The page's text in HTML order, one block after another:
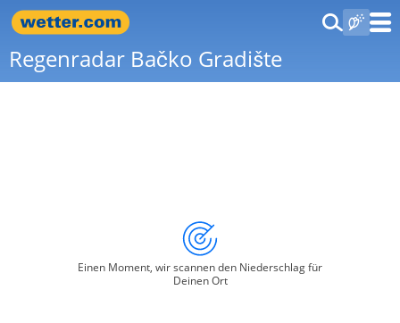
Regenradar Bačko Gradište
Einen Moment, wir scannen den Niederschlag für
Deinen Ort